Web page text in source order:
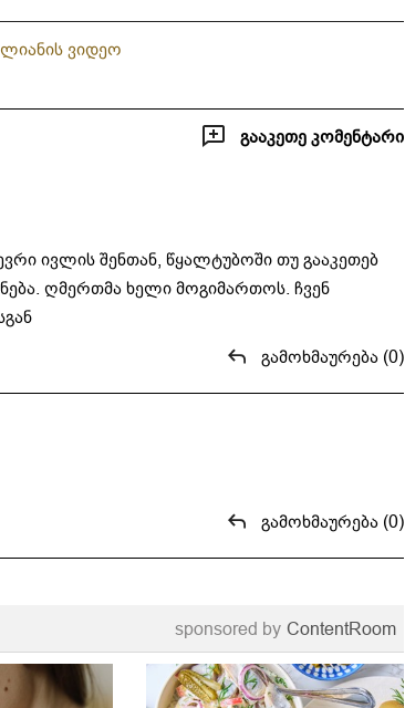
ვიდეო
გააკეთე კომენტარი
ივლის შენთან, წყალტუბოში თუ გააკეთებ
ღმერთმა ხელი მოგიმართოს. ჩვენ
გამოხმაურება (0)
გამოხმაურება (0)
sponsored by ContentRoom